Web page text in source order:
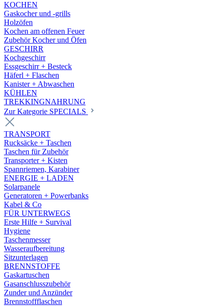
KOCHEN
Gaskocher und -grills
Holzöfen
Kochen am offenen Feuer
Zubehör Kocher und Öfen
GESCHIRR
Kochgeschirr
Essgeschirr + Besteck
Häferl + Flaschen
Kanister + Abwaschen
KÜHLEN
TREKKINGNAHRUNG
Zur Kategorie SPECIALS
TRANSPORT
Rucksäcke + Taschen
Taschen für Zubehör
Transporter + Kisten
Spannriemen, Karabiner
ENERGIE + LADEN
Solarpanele
Generatoren + Powerbanks
Kabel & Co
FÜR UNTERWEGS
Erste Hilfe + Survival
Hygiene
Taschenmesser
Wasseraufbereitung
Sitzunterlagen
BRENNSTOFFE
Gaskartuschen
Gasanschlusszubehör
Zunder und Anzünder
Brennstoffflaschen